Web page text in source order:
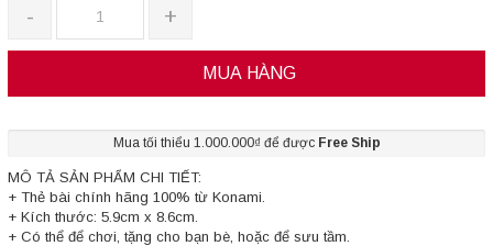
- +
MUA HÀNG
Mua tối thiểu 1.000.000₫ để được Free Ship
MÔ TẢ SẢN PHẨM CHI TIẾT:
+ Thẻ bài chính hãng 100% từ Konami.
+ Kích thước: 5.9cm x 8.6cm.
+ Có thể để chơi, tặng cho bạn bè, hoặc để sưu tầm.